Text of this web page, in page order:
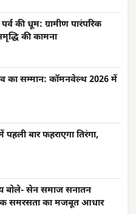
की धूम: ग्रामीण पारंपरिक
की कामना
का सम्मान: कॉमनवेल्थ 2026 में
बार फहराएगा तिरंगा,
बोले- सेन समाज सनातन
समरसता का मजबूत आधार